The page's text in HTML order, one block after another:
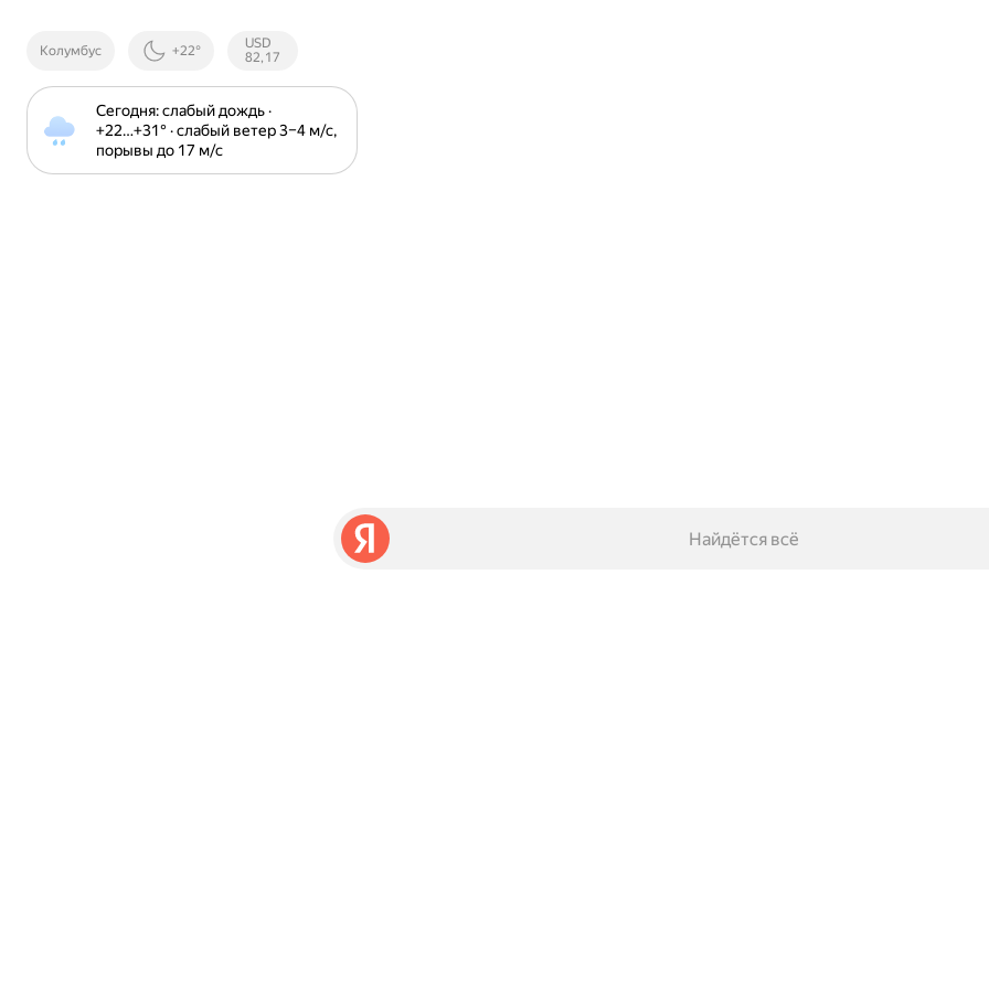
Колумбус +22°
Курсы ЦБ
РФ
USD
82,17
Сегодня: слабый дождь ·
+22⁠…⁠+31⁠° · слабый ветер 3⁠–⁠4 м⁠/⁠с,
порывы до 17 м⁠/⁠с